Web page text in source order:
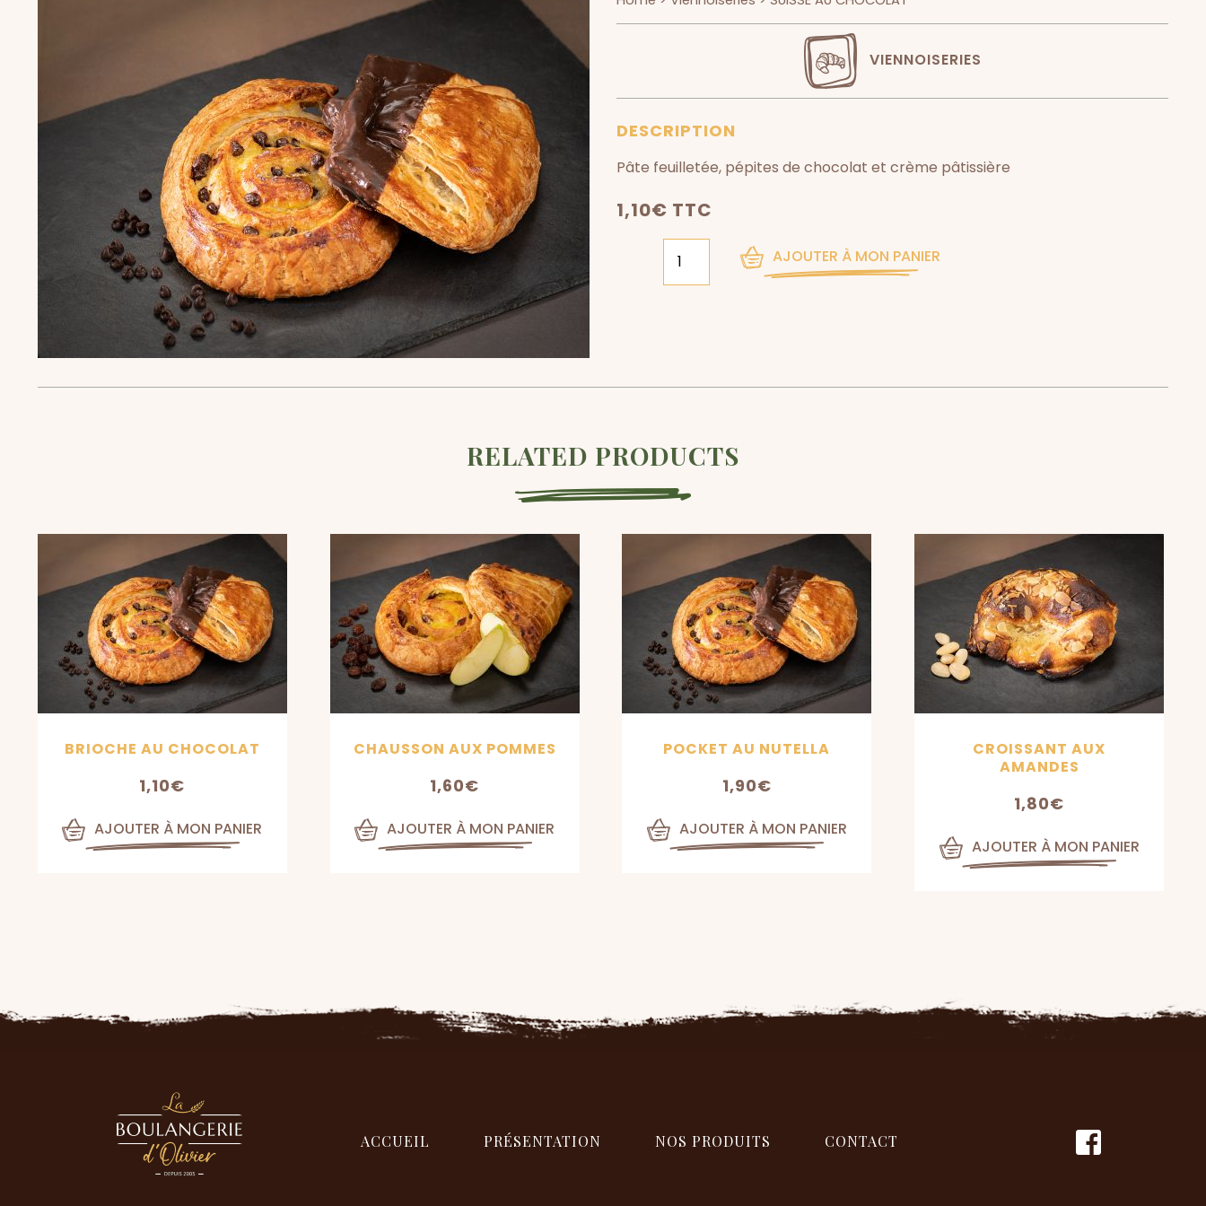
VIENNOISERIES
DESCRIPTION
Pâte feuilletée, pépites de chocolat et crème pâtissière
1,10€ TTC
AJOUTER À MON PANIER
RELATED PRODUCTS
BRIOCHE AU CHOCOLAT
1,10€
AJOUTER À MON PANIER
CHAUSSON AUX POMMES
1,60€
AJOUTER À MON PANIER
POCKET AU NUTELLA
1,90€
AJOUTER À MON PANIER
CROISSANT AUX
AMANDES
1,80€
AJOUTER À MON PANIER
ACCUEIL PRÉSENTATION NOS PRODUITS CONTACT